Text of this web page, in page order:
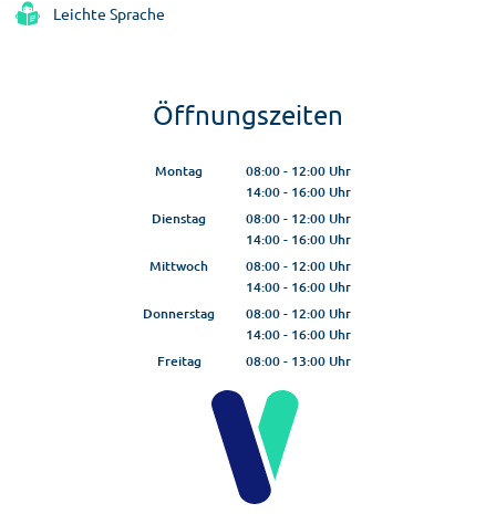
Leichte Sprache
Öffnungszeiten
Montag 08:00- 12:00Uhr
Von 08:00 bis 12:00 Uhr
14:00- 16:00Uhr
Von 14:00 bis 16:00 Uhr
Dienstag 08:00- 12:00Uhr
Von 08:00 bis 12:00 Uhr
14:00- 16:00Uhr
Von 14:00 bis 16:00 Uhr
Mittwoch 08:00- 12:00Uhr
Von 08:00 bis 12:00 Uhr
14:00- 16:00Uhr
Von 14:00 bis 16:00 Uhr
Donnerstag 08:00- 12:00Uhr
Von 08:00 bis 12:00 Uhr
14:00- 16:00Uhr
Von 14:00 bis 16:00 Uhr
Freitag 08:00- 13:00Uhr